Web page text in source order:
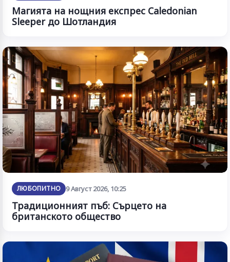
Магията на нощния експрес Caledonian
Sleeper до Шотландия
ЛЮБОПИТНО 9 Август 2026, 10:25
Традиционният пъб: Сърцето на
британското общество